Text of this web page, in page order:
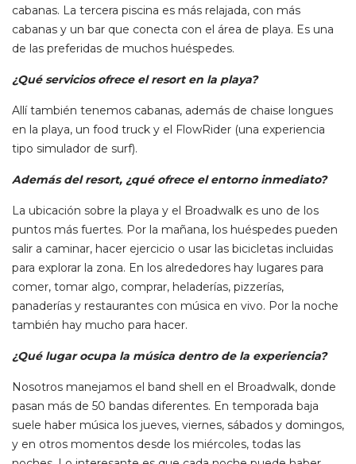
cabanas. La tercera piscina es más relajada, con más
cabanas y un bar que conecta con el área de playa. Es una
de las preferidas de muchos huéspedes.
¿Qué servicios ofrece el resort en la playa?
Allí también tenemos cabanas, además de chaise longues
en la playa, un food truck y el FlowRider (una experiencia
tipo simulador de surf).
Además del resort, ¿qué ofrece el entorno inmediato?
La ubicación sobre la playa y el Broadwalk es uno de los
puntos más fuertes. Por la mañana, los huéspedes pueden
salir a caminar, hacer ejercicio o usar las bicicletas incluidas
para explorar la zona. En los alrededores hay lugares para
comer, tomar algo, comprar, heladerías, pizzerías,
panaderías y restaurantes con música en vivo. Por la noche
también hay mucho para hacer.
¿Qué lugar ocupa la música dentro de la experiencia?
Nosotros manejamos el band shell en el Broadwalk, donde
pasan más de 50 bandas diferentes. En temporada baja
suele haber música los jueves, viernes, sábados y domingos,
y en otros momentos desde los miércoles, todas las